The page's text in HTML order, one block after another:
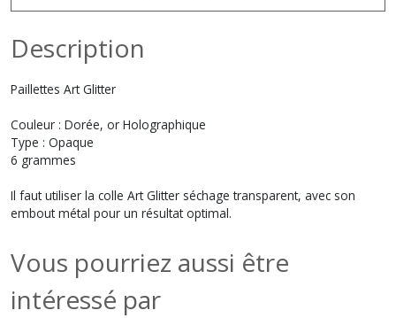
Description
Paillettes Art Glitter
Couleur : Dorée, or Holographique
Type : Opaque
6 grammes
Il faut utiliser la colle Art Glitter séchage transparent, avec son
embout métal pour un résultat optimal.
Vous pourriez aussi être
intéressé par